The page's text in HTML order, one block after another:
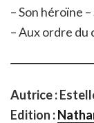
– Son héroïne
– Aux ordre du
Autrice :
Edition :